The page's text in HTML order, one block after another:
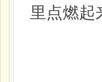
里点燃起
一